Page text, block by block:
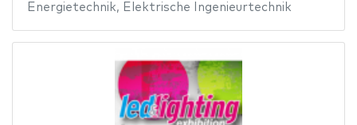
Energietechnik, Elektrische Ingenieurtechnik